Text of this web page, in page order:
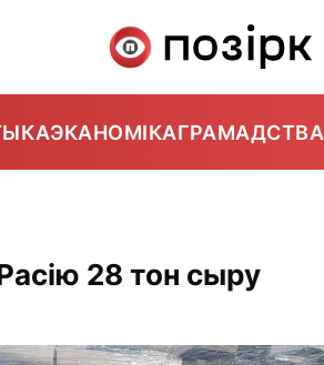
ЭКАНОМІКАГРАМАДСТВА
28 тон сыру